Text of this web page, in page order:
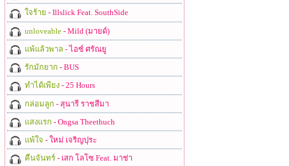
ใจร้าย - Illslick Feat. SouthSide
unloveable- Mild (มายด์)
แพ้แล้วพาล - ไอซ์ ศรัณยู
รักมักยาก - BUS
ทำได้เพียง- 25 Hours
กล่อมลูก - สุนารี ราชสีมา
แสงแรก - Ongsa Theethuch
แพ้ใจ - ใหม่ เจริญปุระ
คืนจันทร์- เสก โลโซ Feat. มาช่า